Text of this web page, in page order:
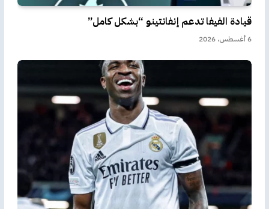
قيادة الفيفا تدعم إنفانتينو “بشكل كامل”
6 أغسطس، 2026